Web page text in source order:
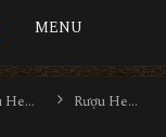
MENU
Rượu Hennessy Rượu Hennessy XO Limited - Tết 2022